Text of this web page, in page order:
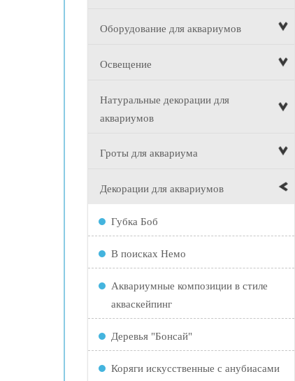
Оборудование для аквариумов
Освещение
Натуральные декорации для
аквариумов
Гроты для аквариума
Декорации для аквариумов
Губка Боб
В поисках Немо
Аквариумные композиции в стиле
акваскейпинг
Деревья "Бонсай"
Коряги искусственные с анубиасами